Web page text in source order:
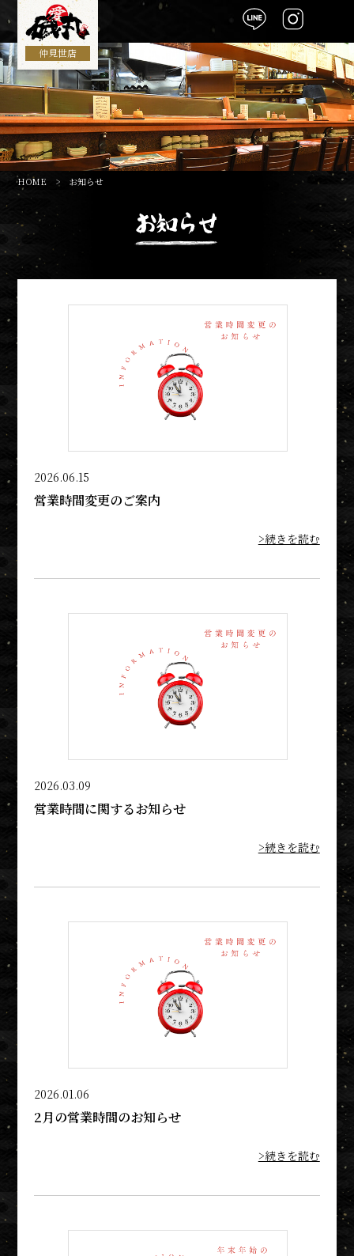
仲見世店
総合TOP
HOME > お知らせ
2026.06.15
営業時間変更のご案内
>続きを読む
2026.03.09
営業時間に関するお知らせ
>続きを読む
2026.01.06
2月の営業時間のお知らせ
>続きを読む